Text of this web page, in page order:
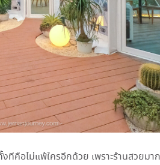
คือไม่แพ้ใครอีกด้วย เพราะร้านสวยมาก